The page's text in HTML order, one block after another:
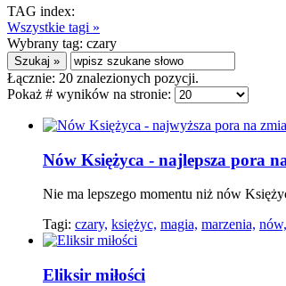
TAG index:
Wszystkie tagi »
Wybrany tag: czary
Łącznie: 20 znalezionych pozycji.
Pokaż # wyników na stronie:
Nów Księżyca - najlepsza pora
Nie ma lepszego momentu niż nów
Tagi: czary, księżyc, magia, marzenia, nów,
Eliksir miłości